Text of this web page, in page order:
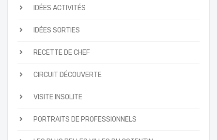
IDÉES ACTIVITÉS
IDÉES SORTIES
RECETTE DE CHEF
CIRCUIT DÉCOUVERTE
VISITE INSOLITE
PORTRAITS DE PROFESSIONNELS